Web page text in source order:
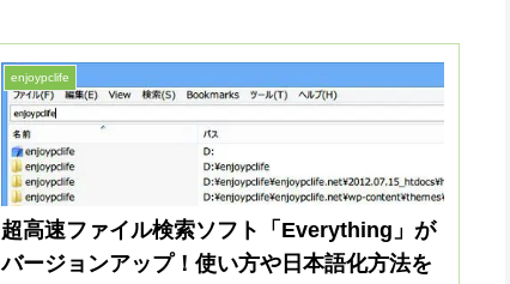
enjoypclife
超高速ファイル検索ソフト「Everything」が
バージョンアップ！使い方や日本語化方法を